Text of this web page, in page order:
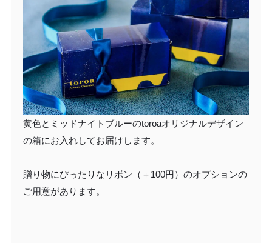
黄色とミッドナイトブルーのtoroaオリジナルデザイン
の箱にお入れしてお届けします。
贈り物にぴったりなリボン（＋100円）のオプションの
ご用意があります。